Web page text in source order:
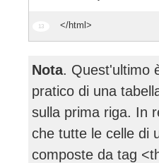
</html>
Nota. Quest'ultimo
pratico di una
sulla prima riga. In
che tutte le celle di
composte da tag